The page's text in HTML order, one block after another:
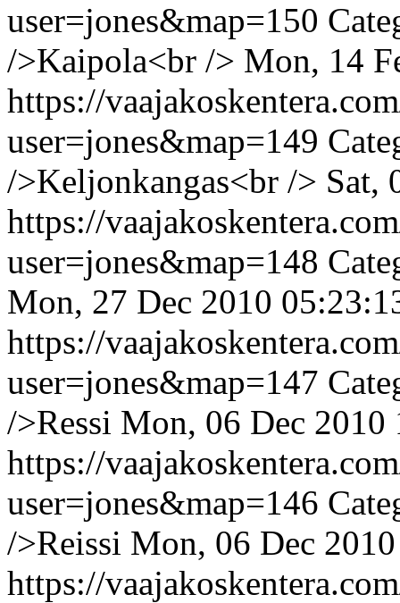
user=jones&map=150
/>Kaipola<br /> Mon, 14
https://
user=jones&map=149
/>Keljonkangas<br /> Sat,
https://
user=jones&map=148
Mon, 27 Dec 2010
https://
user=jones&map=147
/>Ressi Mon, 06 Dec 2010
https://
user=jones&map=146
/>Reissi Mon, 06 Dec
https://